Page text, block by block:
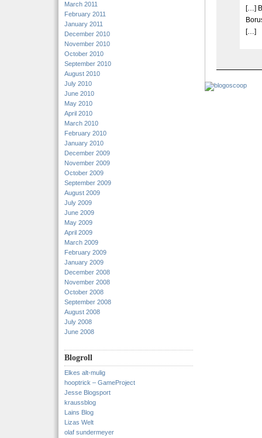
March 2011
February 2011
January 2011
December 2010
November 2010
October 2010
September 2010
August 2010
July 2010
June 2010
May 2010
April 2010
March 2010
February 2010
January 2010
December 2009
November 2009
October 2009
September 2009
August 2009
July 2009
June 2009
May 2009
April 2009
March 2009
February 2009
January 2009
December 2008
November 2008
October 2008
September 2008
August 2008
July 2008
June 2008
Blogroll
Elkes alt-mulig
hooptrick – GameProject
Jesse Blogsport
kraussblog
Lains Blog
Lizas Welt
olaf sundermeyer
[…]
[…]